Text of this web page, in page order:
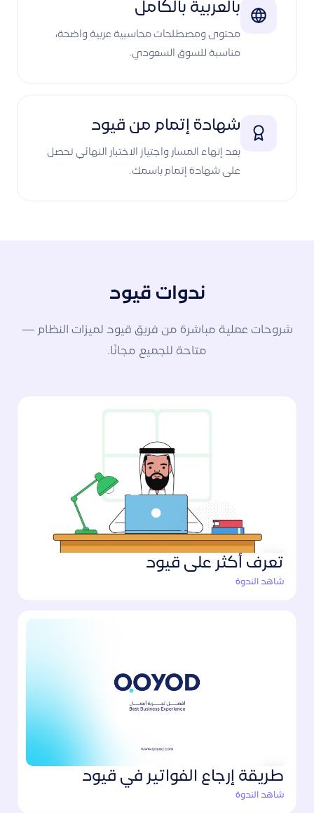
بالعربية بالكامل
محتوى ومصطلحات محاسبية عربية واضحة،
مناسبة للسوق السعودي.
شهادة إتمام من قيود
بعد إنهاء المسار واجتياز الاختبار النهائي تحصل
على شهادة إتمام باسمك.
ندوات قيود
شروحات عملية مباشرة من فريق قيود لميزات النظام —
متاحة للجميع مجانًا.
تعرف أكثر على قيود
شاهد الندوة
طريقة إرجاع الفواتير في قيود
شاهد الندوة